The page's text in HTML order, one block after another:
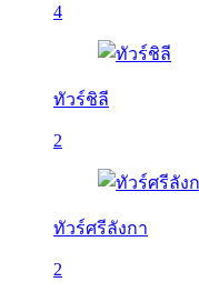
4
ทัวร์ชิลี
2
ทัวร์ศรีลังกา
2